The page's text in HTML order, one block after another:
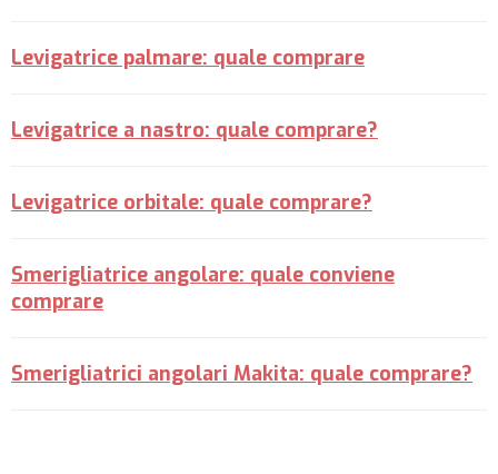
Levigatrice palmare: quale comprare
Levigatrice a nastro: quale comprare?
Levigatrice orbitale: quale comprare?
Smerigliatrice angolare: quale conviene
comprare
Smerigliatrici angolari Makita: quale comprare?